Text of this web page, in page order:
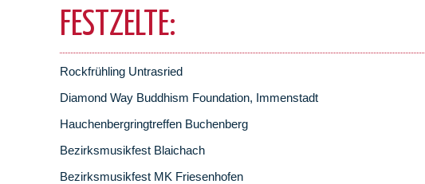
FESTZELTE:
Rockfrühling Untrasried
Diamond Way Buddhism Foundation, Immenstadt
Hauchenbergringtreffen Buchenberg
Bezirksmusikfest Blaichach
Bezirksmusikfest MK Friesenhofen